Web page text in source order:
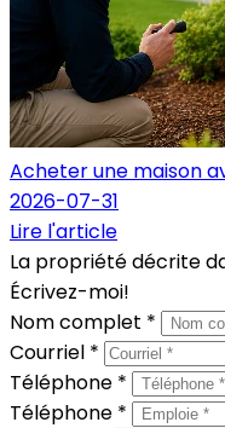
Acheter une maison
2026-07-31
Lire l'article
La propriété décrite
Écrivez-moi!
Nom complet *
Courriel *
Téléphone *
Téléphone *